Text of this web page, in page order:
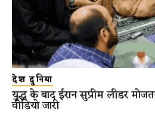
देश दुनिया
युद्ध के बाद ईरान सुप्रीम लीडर
वीडियो जारी